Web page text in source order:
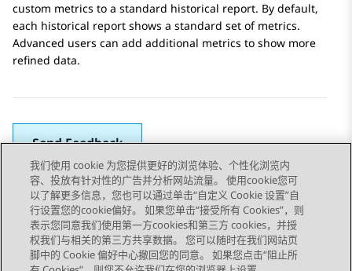
custom metrics to a standard historical report. By default,
each historical report shows a standard set of metrics.
Advanced users can add additional metrics to show more
refined data.
Send Feedback
Topic navigation
上一主题 下一主题
我们使用 cookie 为您提供更好的浏览体验、个性化浏览内
容、投放有针对性的广告并分析网站流量。 使用cookie您可
以了解更多信息，您也可以通过单击“自定义 Cookie 设置”自
行设置您的cookie偏好。 如果您单击“接受所有 Cookies”，则
表示您同意我们使用第一方cookies和第三方 cookies，并授
权我们与相关的第三方共享数据。 您可以随时在我们网站页
脚中的 Cookie 偏好中心撤回您的同意。 如果您点击“阻止所